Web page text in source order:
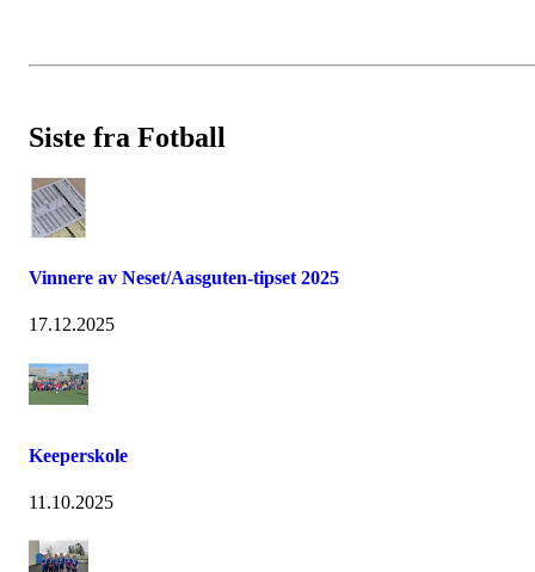
Siste fra Fotball
Vinnere av Neset/Aasguten-tipset 2025
17.12.2025
Keeperskole
11.10.2025